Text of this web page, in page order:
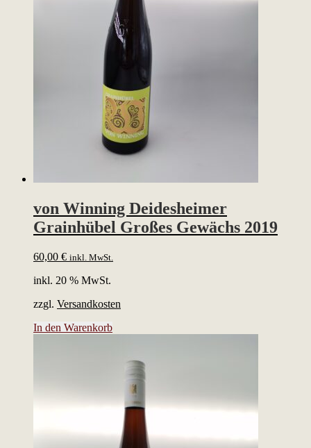
von Winning Deidesheimer
Grainhübel Großes Gewächs 2019
60,00 € inkl. MwSt.
inkl. 20 % MwSt.
zzgl. Versandkosten
In den Warenkorb